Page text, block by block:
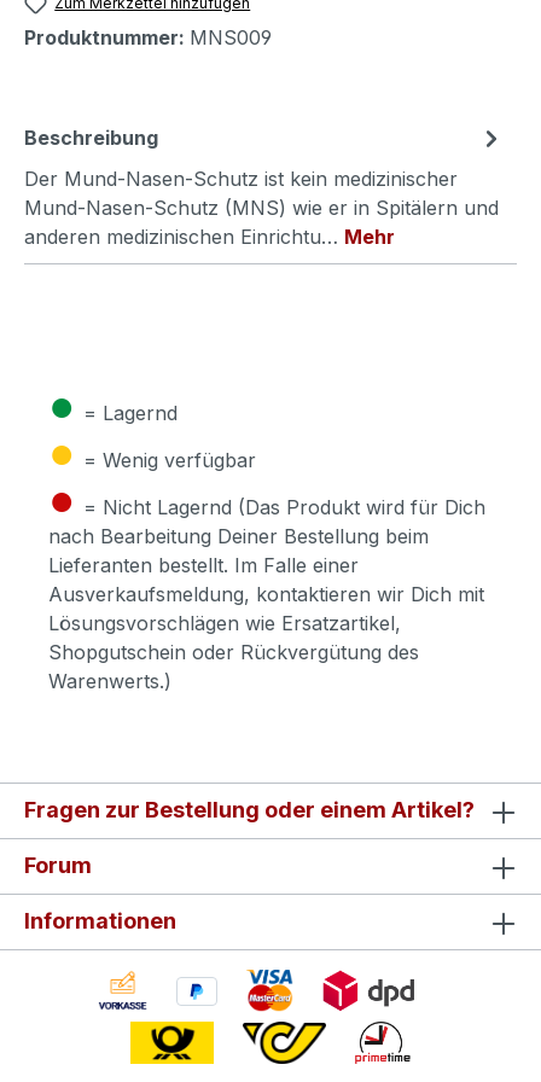
Produktnummer: MNS009
Beschreibung
Der Mund-Nasen-Schutz ist kein medizinischer
Mund-Nasen-Schutz (MNS) wie er in Spitälern und
anderen medizinischen Einrichtu… Mehr
● = Lagernd
● = Wenig verfügbar
● = Nicht Lagernd (Das Produkt wird für Dich
nach Bearbeitung Deiner Bestellung beim
Lieferanten bestellt. Im Falle einer
Ausverkaufsmeldung, kontaktieren wir Dich mit
Lösungsvorschlägen wie Ersatzartikel,
Shopgutschein oder Rückvergütung des
Warenwerts.)
Fragen zur Bestellung oder einem Artikel?
Forum
Informationen